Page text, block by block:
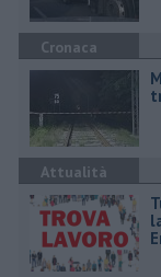
Cronaca
Attualità